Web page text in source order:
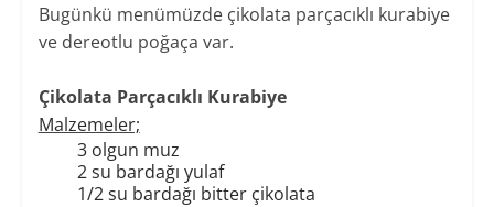
Bugünkü menümüzde çikolata parçacıklı kurabiye
ve dereotlu poğaça var.
Çikolata Parçacıklı Kurabiye
Malzemeler;
3 olgun muz
2 su bardağı yulaf
1/2 su bardağı bitter çikolata